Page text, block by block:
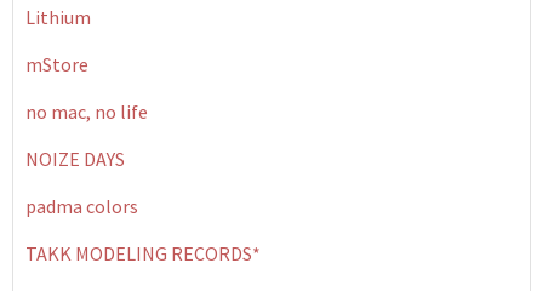
Lithium
mStore
no mac, no life
NOIZE DAYS
padma colors
TAKK MODELING RECORDS*